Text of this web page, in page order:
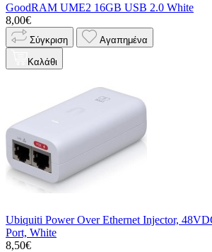
GoodRAM UME2 16GB USB 2.0 White
8,00€
Σύγκριση Αγαπημένα
Καλάθι
Ubiquiti Power Over Ethernet Injector,
Port, White
8,50€